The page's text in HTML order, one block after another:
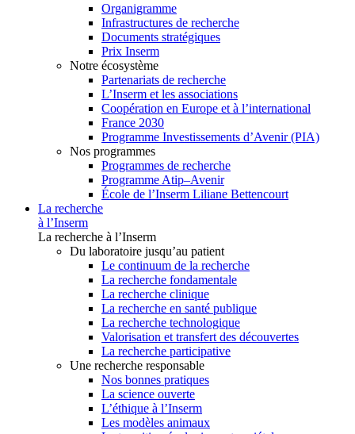
Organigramme
Infrastructures de recherche
Documents stratégiques
Prix Inserm
Notre écosystème
Partenariats de recherche
L’Inserm et les associations
Coopération en Europe et à l’international
France 2030
Programme Investissements d’Avenir (PIA)
Nos programmes
Programmes de recherche
Programme Atip–Avenir
École de l’Inserm Liliane Bettencourt
La recherche
à l’Inserm
La recherche à l’Inserm
Du laboratoire jusqu’au patient
Le continuum de la recherche
La recherche fondamentale
La recherche clinique
La recherche en santé publique
La recherche technologique
Valorisation et transfert des découvertes
La recherche participative
Une recherche responsable
Nos bonnes pratiques
La science ouverte
L’éthique à l’Inserm
Les modèles animaux